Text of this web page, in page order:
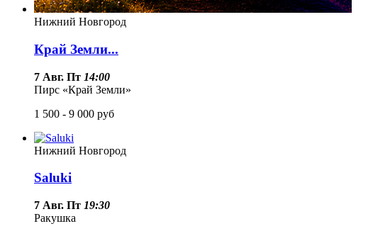
Нижний Новгород
Край Земли...
7 Авг. Пт 14:00
Пирс «Край Земли»
1 500 - 9 000 руб
Нижний Новгород
Saluki
7 Авг. Пт 19:30
Ракушка